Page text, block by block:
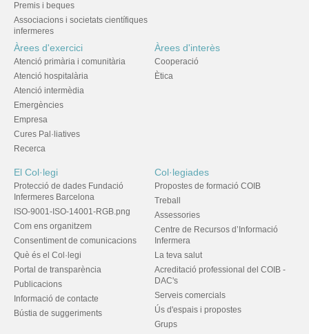
Premis i beques
Associacions i societats científiques
infermeres
Àrees d'exercici
Atenció primària i comunitària
Atenció hospitalària
Atenció intermèdia
Emergències
Empresa
Cures Pal·liatives
Recerca
Àrees d'interès
Cooperació
Ètica
El Col·legi
Protecció de dades Fundació
Infermeres Barcelona
ISO-9001-ISO-14001-RGB.png
Com ens organitzem
Consentiment de comunicacions
Què és el Col·legi
Portal de transparència
Publicacions
Informació de contacte
Bústia de suggeriments
Col·legiades
Propostes de formació COIB
Treball
Assessories
Centre de Recursos d’Informació
Infermera
La teva salut
Acreditació professional del COIB -
DAC's
Serveis comercials
Ús d'espais i propostes
Grups